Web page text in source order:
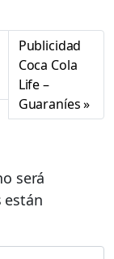
Publicidad
Coca Cola
Life –
Guaraníes
será
están